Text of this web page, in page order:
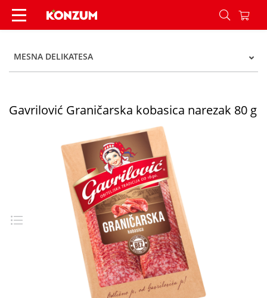
Gavrilović Graničarska kobasica narezak 80 g -
MESNA DELIKATESA
Gavrilović Graničarska kobasica narezak 80 g